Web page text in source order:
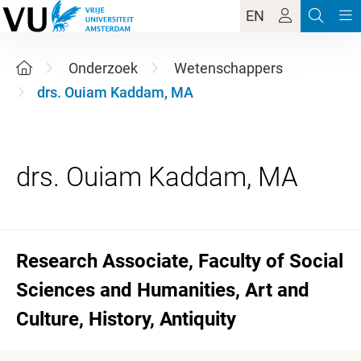
EN
Onderzoek
Wetenschappers
drs. Ouiam Kaddam, MA
Research Associate, Faculty of Social
Sciences and Humanities, Art and
Culture, History, Antiquity